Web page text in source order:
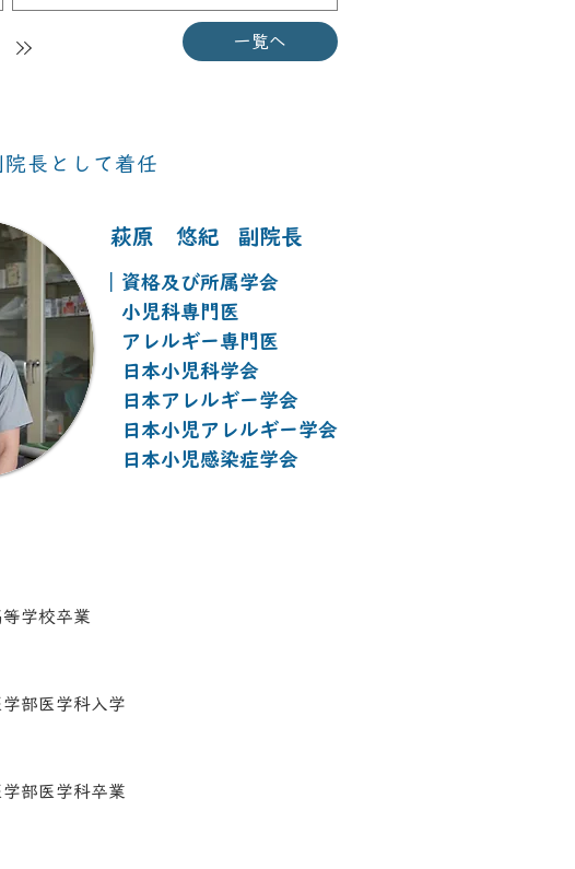
一覧へ
長として着任
萩原 悠紀 副院長
｜資格及び所属学会
小児科専門医
アレルギー専門医
日本小児科学会
日本アレルギー学会
日本小児アレルギー学会
日本小児感染症学会
学校卒業
部医学科入学
部医学科卒業